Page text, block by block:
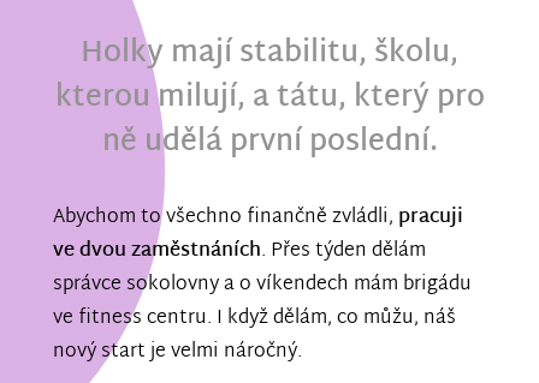
Holky mají stabilitu, školu,
kterou milují, a tátu, který pro
ně udělá první poslední.
Abychom to všechno finančně zvládli, pracuji
ve dvou zaměstnáních. Přes týden dělám
správce sokolovny a o víkendech mám brigádu
ve fitness centru. I když dělám, co můžu, náš
nový start je velmi náročný.